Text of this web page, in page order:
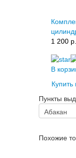
1 200 p.
В
Купить
Пункты
Похожие